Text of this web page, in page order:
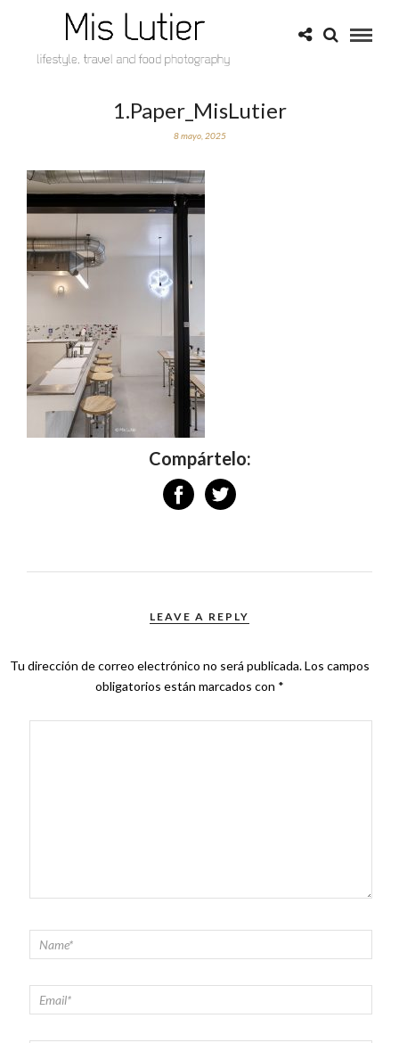
1.Paper_MisLutier
8 mayo, 2025
Compártelo:
LEAVE A REPLY
Tu dirección de correo electrónico no será publicada.Los campos
obligatorios están marcados con *